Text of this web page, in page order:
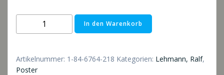
Ausblick
In den Warenkorb
Artikelnummer: 1-84-6764-218 Kategorien: Lehmann, Ralf,
Poster